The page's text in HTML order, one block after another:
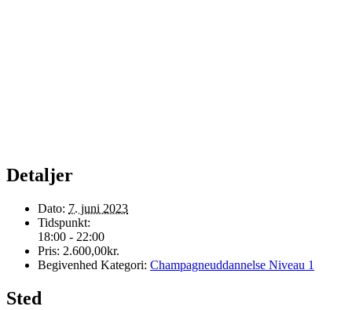
Detaljer
Dato: 7. juni 2023
Tidspunkt:
18:00 - 22:00
Pris: 2.600,00kr.
Begivenhed Kategori: Champagneuddannelse Niveau 1
Sted